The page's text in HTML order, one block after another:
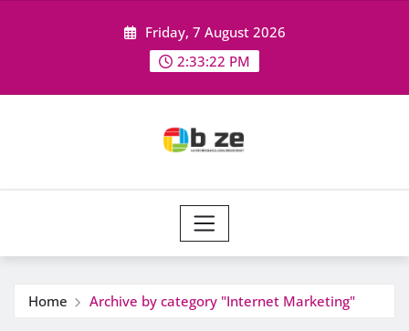
Friday, 7 August 2026
2:33:23 PM
Home Archive by category "Internet Marketing"